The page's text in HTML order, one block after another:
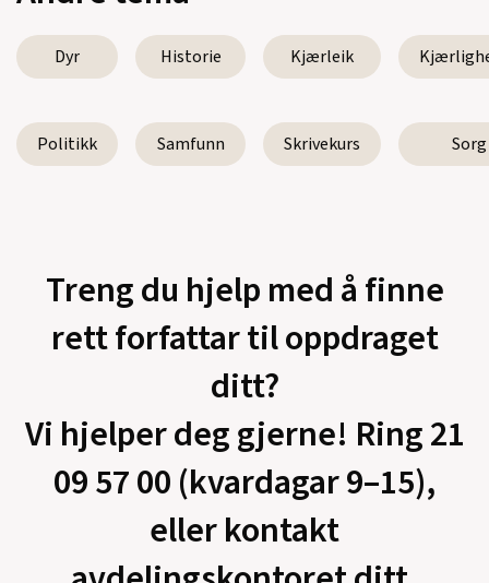
Dyr Historie Kjærleik
Politikk Samfunn Skrivekurs Sorg
Treng du hjelp med å finne
rett forfattar til oppdraget
ditt?
Vi hjelper deg gjerne! Ring 21
09 57 00 (kvardagar 9–15),
eller kontakt